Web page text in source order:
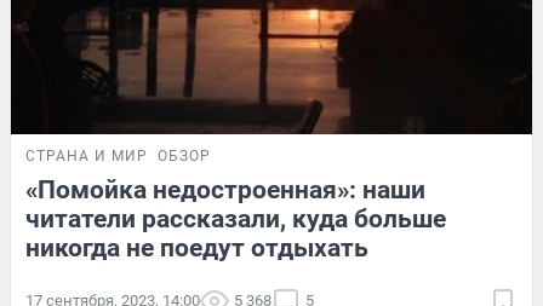
СТРАНА И МИР ОБЗОР
«Помойка недостроенная»: наши
читатели рассказали, куда больше
никогда не поедут отдыхать
17 сентября, 2023, 14:00 5 368 5